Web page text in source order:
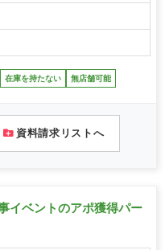
在庫を持たない 無店舗可能
資料請求リストへ
イベントのアポ獲得パー